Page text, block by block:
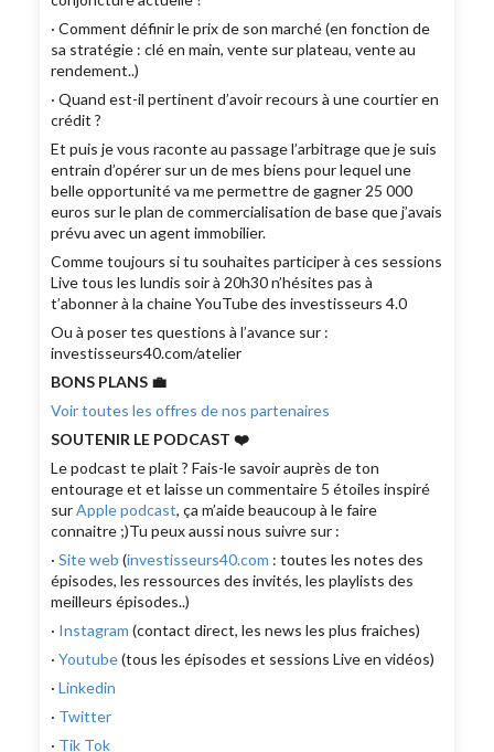
· Comment définir le prix de son marché (en fonction de
sa stratégie : clé en main, vente sur plateau, vente au
rendement..)
· Quand est-il pertinent d’avoir recours à une courtier en
crédit ?
Et puis je vous raconte au passage l’arbitrage que je suis
entrain d’opérer sur un de mes biens pour lequel une
belle opportunité va me permettre de gagner 25 000
euros sur le plan de commercialisation de base que j’avais
prévu avec un agent immobilier.
Comme toujours si tu souhaites participer à ces sessions
Live tous les lundis soir à 20h30 n’hésites pas à
t’abonner à la chaine YouTube des investisseurs 4.0
Ou à poser tes questions à l’avance sur :
investisseurs40.com/atelier
BONS PLANS 💼
Voir toutes les offres de nos partenaires
SOUTENIR LE PODCAST ❤️
Le podcast te plait ? Fais-le savoir auprès de ton
entourage et et laisse un commentaire 5 étoiles inspiré
surApple podcast, ça m’aide beaucoup à le faire
connaitre ;)Tu peux aussi nous suivre sur :
·Site web (investisseurs40.com : toutes les notes des
épisodes, les ressources des invités, les playlists des
meilleurs épisodes..)
· Instagram (contact direct, les news les plus fraiches)
·Youtube(tous les épisodes et sessions Live en vidéos)
·Linkedin
· Twitter
· Tik Tok